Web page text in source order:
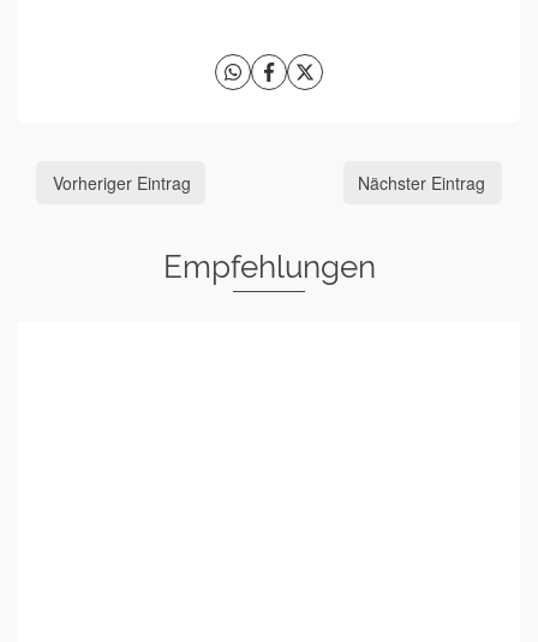
Vorheriger Eintrag Nächster Eintrag
Empfehlungen